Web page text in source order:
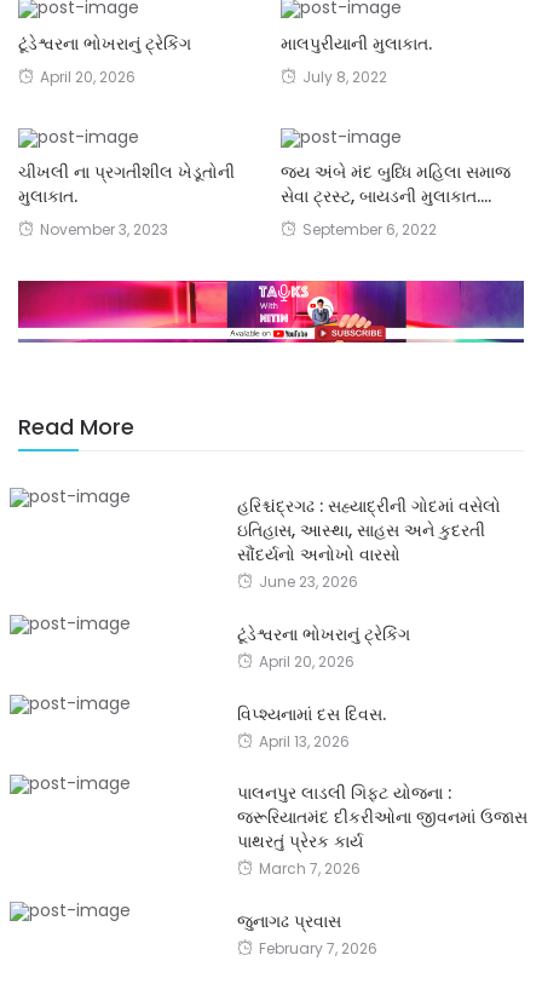
ટૂંડેશ્વરના ભોખરાનું ટ્રેકિંગ
April 20, 2026
માલપુરીયાની મુલાકાત.
July 8, 2022
ચીખલી ના પ્રગતીશીલ ખેડૂતોની
મુલાકાત.
November 3, 2023
જય અંબે મંદ બુધ્ધિ મહિલા સમાજ
સેવા ટ્રસ્ટ, બાયડની મુલાકાત….
September 6, 2022
Read More
હરિશ્ચંદ્રગઢ : સહ્યાદ્રીની ગોદમાં વસેલો
ઇતિહાસ, આસ્થા, સાહસ અને કુદરતી
સૌંદર્યનો અનોખો વારસો
June 23, 2026
ટૂંડેશ્વરના ભોખરાનું ટ્રેકિંગ
April 20, 2026
વિપ્શ્યનામાં દસ દિવસ.
April 13, 2026
પાલનપુર લાડલી ગિફ્ટ યોજના :
જરૂરિયાતમંદ દીકરીઓના જીવનમાં ઉજાસ
પાથરતું પ્રેરક કાર્ય
March 7, 2026
જુનાગઢ પ્રવાસ
February 7, 2026